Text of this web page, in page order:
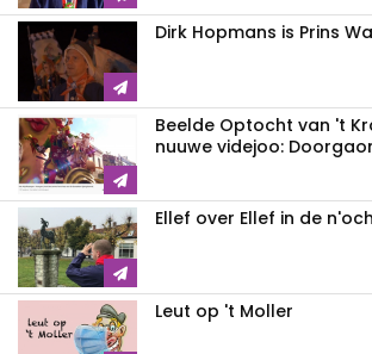
Dirk Hopmans is Prins
Beelde Optocht van 't
nuuwe videjoo:
Ellef over Ellef in de
Leut op 't Moller